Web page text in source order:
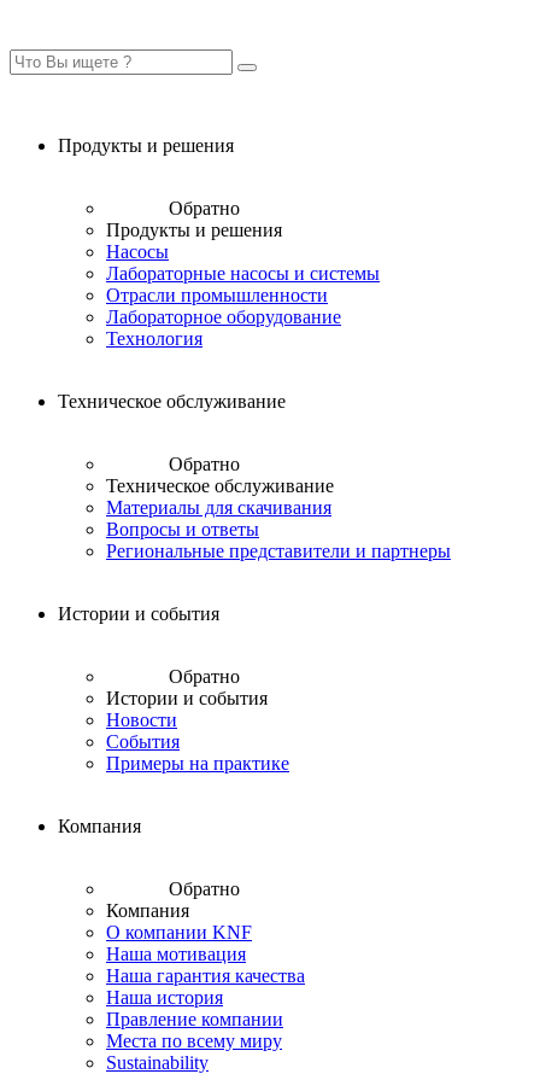
Продукты и решения
Обратно
Продукты и решения
Насосы
Лабораторные насосы и системы
Отрасли промышленности
Лабораторное оборудование
Технология
Техническое обслуживание
Обратно
Техническое обслуживание
Материалы для скачивания
Вопросы и ответы
Региональные представители и партнеры
Истории и события
Обратно
Истории и события
Новости
События
Примеры на практике
Компания
Обратно
Компания
О компании KNF
Наша мотивация
Наша гарантия качества
Наша история
Правление компании
Места по всему миру
Sustainability